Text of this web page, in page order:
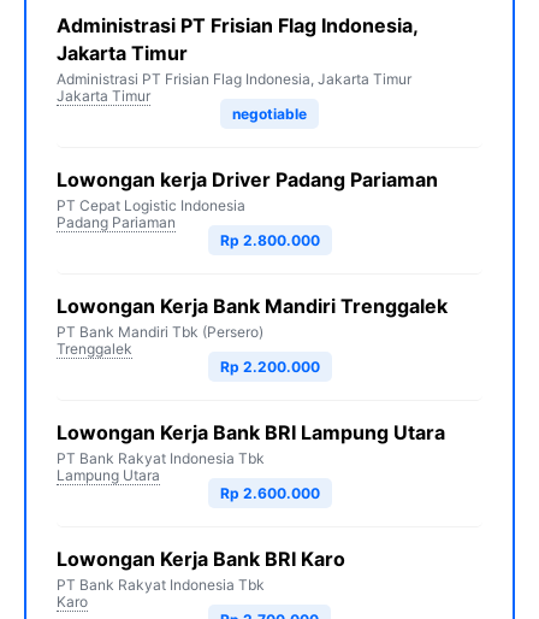
Administrasi PT Frisian Flag Indonesia,
Jakarta Timur
Administrasi PT Frisian Flag Indonesia, Jakarta Timur
Jakarta Timur
negotiable
Lowongan kerja Driver Padang Pariaman
PT Cepat Logistic Indonesia
Padang Pariaman
Rp 2.800.000
Lowongan Kerja Bank Mandiri Trenggalek
PT Bank Mandiri Tbk (Persero)
Trenggalek
Rp 2.200.000
Lowongan Kerja Bank BRI Lampung Utara
PT Bank Rakyat Indonesia Tbk
Lampung Utara
Rp 2.600.000
Lowongan Kerja Bank BRI Karo
PT Bank Rakyat Indonesia Tbk
Karo